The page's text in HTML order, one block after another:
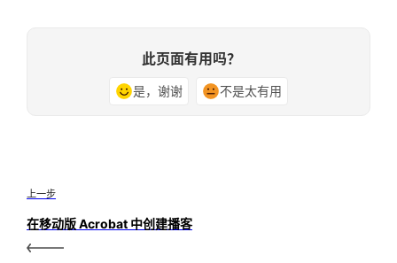
此页面有用吗？
是，谢谢 不是太有用
上一步
在移动版 Acrobat 中创建播客